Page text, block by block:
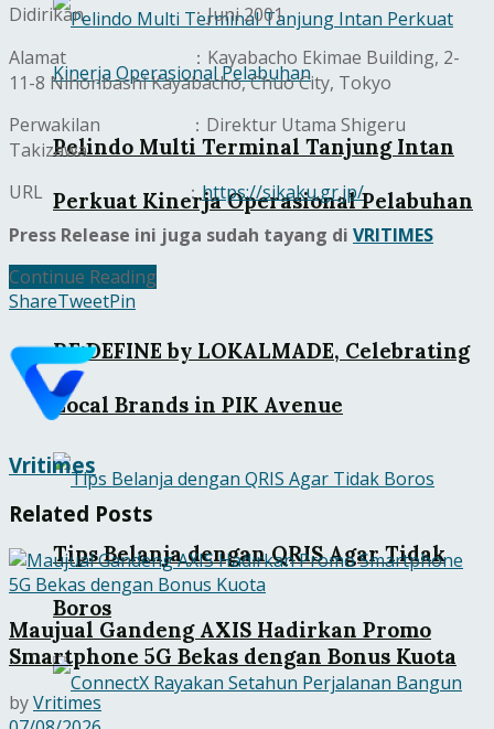
Pelindo Multi Terminal Tanjung Intan
Perkuat Kinerja Operasional Pelabuhan
RE:DEFINE by LOKALMADE, Celebrating
Local Brands in PIK Avenue
Tips Belanja dengan QRIS Agar Tidak
Boros
Didirikan ：Juni 2001
Alamat ：Kayabacho Ekimae Building, 2-
11-8 Nihonbashi Kayabacho, Chuo City, Tokyo
Perwakilan ：Direktur Utama Shigeru
Takizawa
URL ：https://sikaku.gr.jp/
Press Release ini juga sudah tayang di VRITIMES
Continue Reading
ShareTweetPin
Vritimes
Related Posts
Maujual Gandeng AXIS Hadirkan Promo
Smartphone 5G Bekas dengan Bonus Kuota
byVritimes